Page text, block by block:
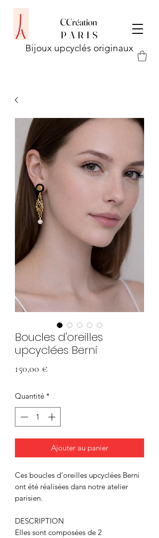
CCréation
P A R I S
Bijoux upcyclés originaux
Boucles d'oreilles
upcyclées Berni
150,00 €
Quantité *
Ajouter au panier
Ces boucles d'oreilles upcyclées Berni
ont été réalisées dans notre atelier
parisien.
DESCRIPTION
Elles sont composées de 2